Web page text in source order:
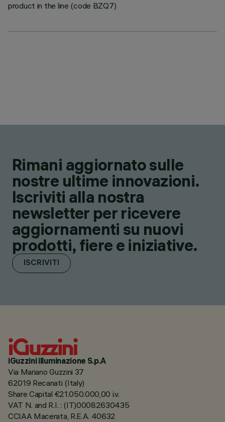
product in the line (code BZQ7)
Rimani aggiornato sulle
nostre ultime innovazioni.
Iscriviti alla nostra
newsletter per ricevere
aggiornamenti su nuovi
prodotti, fiere e iniziative.
ISCRIVITI
iGuzzini illuminazione S.p.A
Via Mariano Guzzini 37
62019 Recanati (Italy)
Share Capital €21.050.000,00 i.v.
VAT N. and R.I. : (IT)00082630435
CCIAA Macerata, R.E.A. 40632